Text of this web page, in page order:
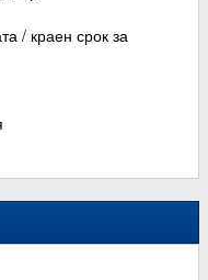
/ краен срок за